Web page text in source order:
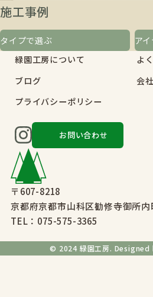
〒607-8218
京都府京都市山科区勧修寺御所
TEL： 075-575-3365
施工事例
タイプで選ぶ
ア
緑園工房について
よ
ブログ
会
プライバシーポリシー
お問い合わせ
© 2024 緑園工房. Designed